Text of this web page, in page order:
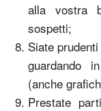
alla vostra
sospetti;
Siate
guardando
(anche
Prestate